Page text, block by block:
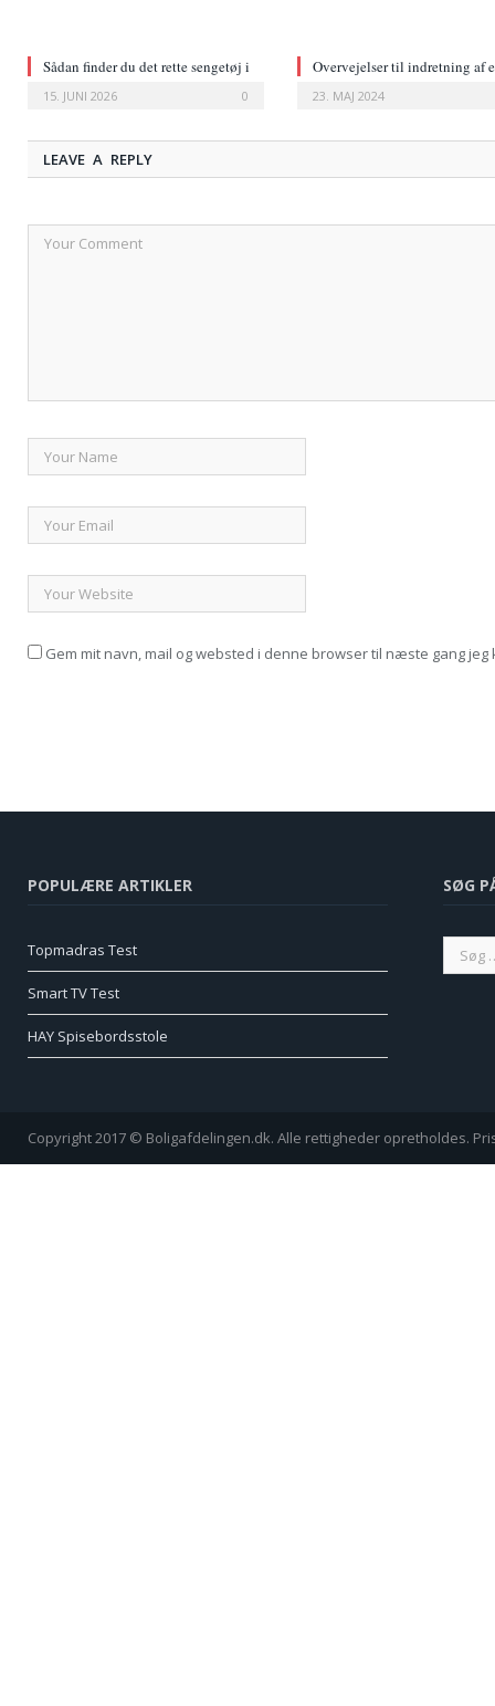
Sådan finder du det rette sengetøj i
15. JUNI 2026 0
Overvejelser til indretning af
23. MAJ 2024
LEAVE A REPLY
Gem mit navn, mail og websted i denne browser til næste gang jeg
POPULÆRE ARTIKLER
Topmadras Test
Smart TV Test
HAY Spisebordsstole
SØG
Copyright 2017 © Boligafdelingen.dk. Alle rettigheder opretholdes.